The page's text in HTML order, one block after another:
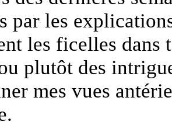
par les
les ficelles
plutôt des
mes vues